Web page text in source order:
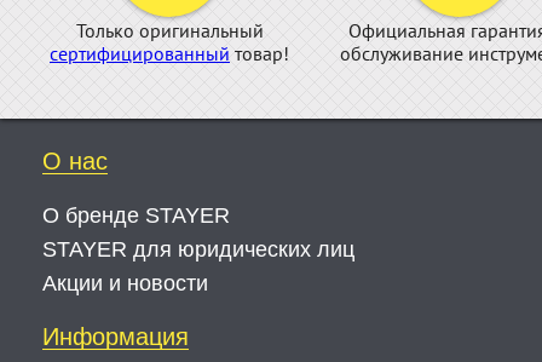
Только оригинальный
сертифицированный товар!
Официальная
обслуживание
О нас
О бренде STAYER
STAYER для юридических лиц
Акции и новости
Информация